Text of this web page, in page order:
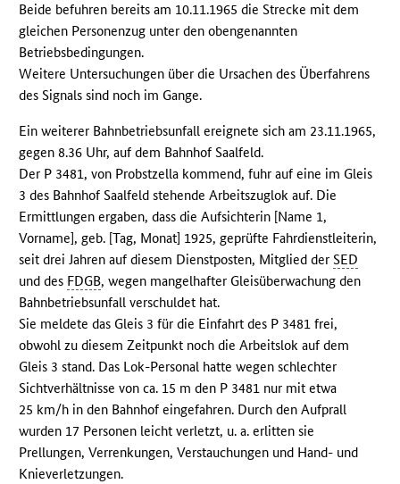
Beide befuhren bereits am 10.11.1965 die Strecke mit dem
gleichen Personenzug unter den obengenannten
Betriebsbedingungen.
Weitere Untersuchungen über die Ursachen des Überfahrens
des Signals sind noch im Gange.
Ein weiterer Bahnbetriebsunfall ereignete sich am 23.11.1965,
gegen 8.36 Uhr, auf dem Bahnhof Saalfeld.
Der P 3481, von Probstzella kommend, fuhr auf eine im Gleis
3 des Bahnhof Saalfeld stehende Arbeitszuglok auf. Die
Ermittlungen ergaben, dass die Aufsichterin [Name 1,
Vorname], geb. [Tag, Monat] 1925, geprüfte Fahrdienstleiterin,
seit drei Jahren auf diesem Dienstposten, Mitglied derSED
und des FDGB, wegen mangelhafter Gleisüberwachung den
Bahnbetriebsunfall verschuldet hat.
Sie meldete das Gleis 3 für die Einfahrt des P 3481 frei,
obwohl zu diesem Zeitpunkt noch die Arbeitslok auf dem
Gleis 3 stand. Das Lok-Personal hatte wegen schlechter
Sichtverhältnisse von ca. 15 m den P 3481 nur mit etwa
25 km/h in den Bahnhof eingefahren. Durch den Aufprall
wurden 17 Personen leicht verletzt, u. a. erlitten sie
Prellungen, Verrenkungen, Verstauchungen und Hand- und
Knieverletzungen.